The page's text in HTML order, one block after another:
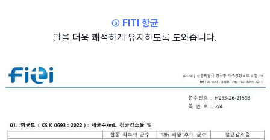
③ FITI 항균
발을 더욱 쾌적하게 유지하도록 도와줍니다.